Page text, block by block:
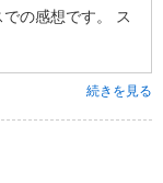
の感想です。 ス
続きを見る